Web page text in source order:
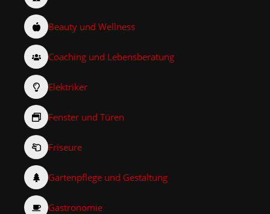
Beauty und Wellness
Coaching und Lebensberatung
Elektriker
Fenster und Türen
Friseure
Gartenpflege und Gestaltung
Gastronomie